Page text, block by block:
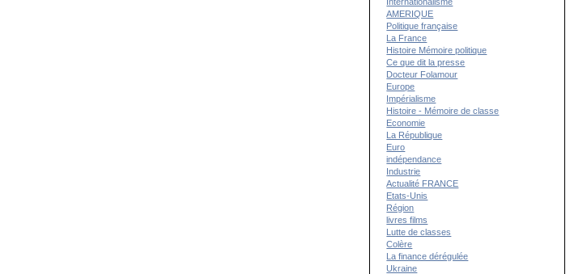
AMERIQUE
Politique française
La France
Histoire Mémoire politique
Ce que dit la presse
Docteur Folamour
Europe
Impérialisme
Histoire - Mémoire de classe
Economie
La République
Euro
indépendance
Industrie
Actualité FRANCE
Etats-Unis
Région
livres films
Lutte de classes
Colère
La finance dérégulée
Ukraine